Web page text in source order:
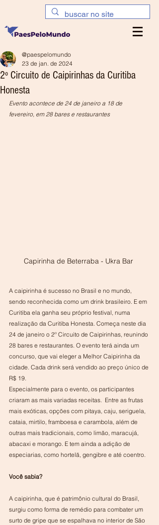
2º Circuito de Caipirinhas da Curitiba
Honesta
@paespelomundo
23 de jan. de 2024
Evento acontece de 24 de janeiro a 18 de
fevereiro, em 28 bares e restaurantes
Capirinha de Beterraba - Ukra Bar
A caipirinha é sucesso no Brasil e no mundo,
sendo reconhecida como um drink brasileiro. E em
Curitiba ela ganha seu próprio festival, numa
realização da Curitiba Honesta. Começa neste dia
24 de janeiro o 2º Circuito de Caipirinhas, reunindo
28 bares e restaurantes. O evento terá ainda um
concurso, que vai eleger a Melhor Caipirinha da
cidade. Cada drink será vendido ao preço único de
R$ 19.
Especialmente para o evento, os participantes
criaram as mais variadas receitas.  Entre as frutas
mais exóticas, opções com pitaya, caju, seriguela,
cataia, mirtilo, framboesa e carambola, além de
outras mais tradicionais, como limão, maracujá,
abacaxi e morango. E tem ainda a adição de
especiarias, como hortelã, gengibre e até coentro.
Você sabia?
A caipirinha, que é patrimônio cultural do Brasil,
surgiu como forma de remédio para combater um
surto de gripe que se espalhava no interior de São